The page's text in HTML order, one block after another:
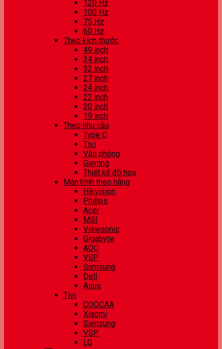
120 Hz
100 Hz
75 Hz
60 Hz
Theo kích thước
49 inch
34 inch
32 inch
27 inch
24 inch
22 inch
20 inch
19 inch
Theo nhu cầu
Type C
Tivi
Văn phòng
Gaming
Thiết kế đồ hoạ
Màn hình theo hãng
Hikvision
Philips
Acer
MSI
Viewsonic
Gigabyte
AOC
VSP
Samsung
Dell
Asus
Tivi
COOCAA
Xiaomi
Samsung
VSP
LG